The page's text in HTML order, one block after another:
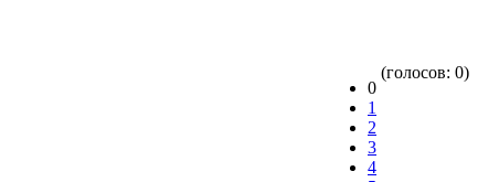
0
1
2
3
4
(голосов: 0)